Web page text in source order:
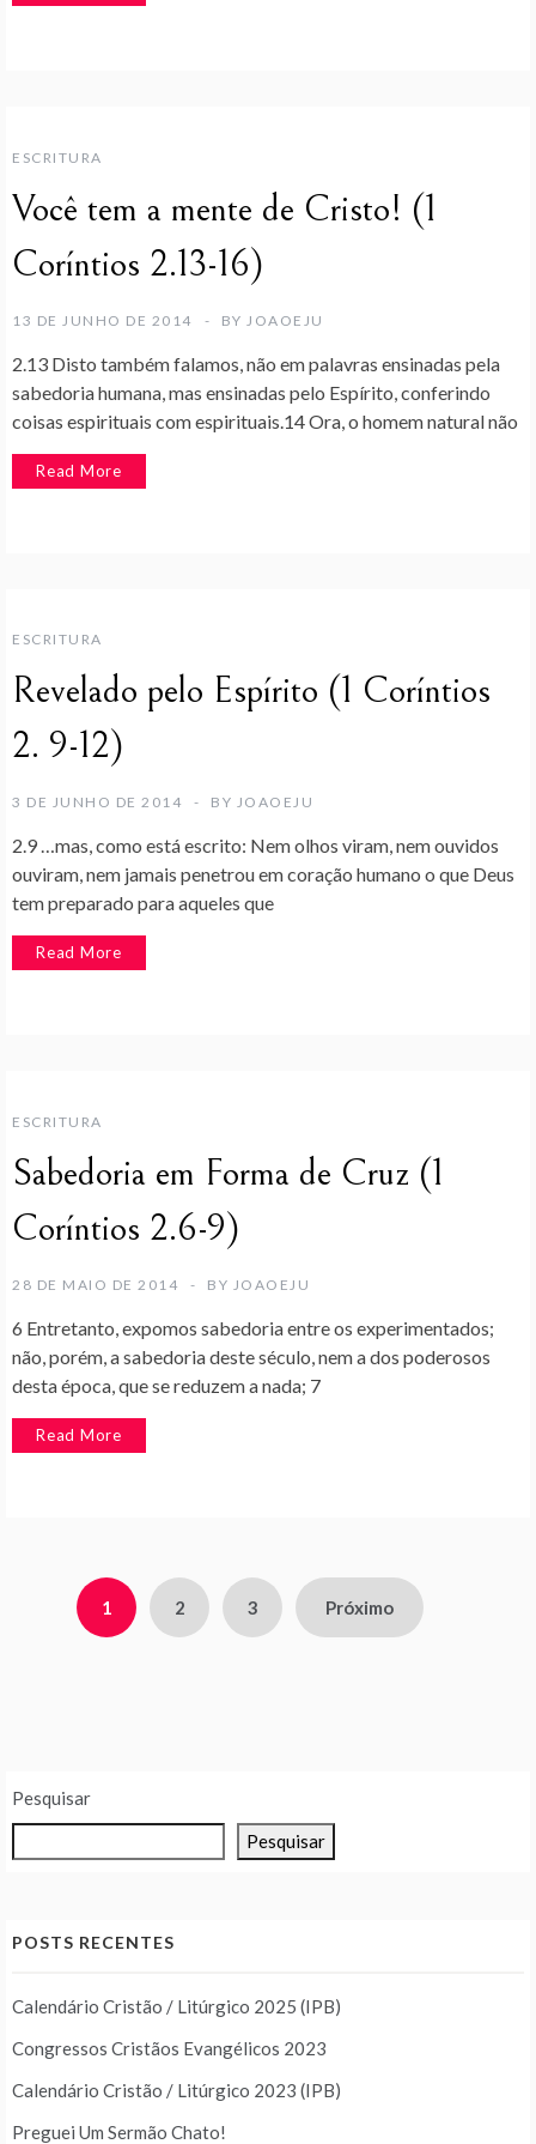
ESCRITURA
Você tem a mente de Cristo! (1
Coríntios 2.13-16)
13 DE JUNHO DE 2014 BY JOAOEJU
2.13 Disto também falamos, não em palavras ensinadas pela
sabedoria humana, mas ensinadas pelo Espírito, conferindo
coisas espirituais com espirituais.14 Ora, o homem natural não
Read More
ESCRITURA
Revelado pelo Espírito (1 Coríntios
2. 9-12)
3 DE JUNHO DE 2014 BY JOAOEJU
2.9 …mas, como está escrito: Nem olhos viram, nem ouvidos
ouviram, nem jamais penetrou em coração humano o que Deus
tem preparado para aqueles que
Read More
ESCRITURA
Sabedoria em Forma de Cruz (1
Coríntios 2.6-9)
28 DE MAIO DE 2014 BY JOAOEJU
6 Entretanto, expomos sabedoria entre os experimentados;
não, porém, a sabedoria deste século, nem a dos poderosos
desta época, que se reduzem a nada; 7
Read More
1 2 3 Próximo
Pesquisar
Pesquisar
POSTS RECENTES
Calendário Cristão / Litúrgico 2025 (IPB)
Congressos Cristãos Evangélicos 2023
Calendário Cristão / Litúrgico 2023 (IPB)
Preguei Um Sermão Chato!